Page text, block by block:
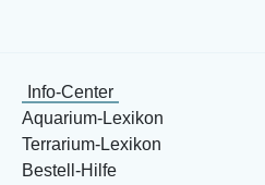
Info-Center
Aquarium-Lexikon
Terrarium-Lexikon
Bestell-Hilfe